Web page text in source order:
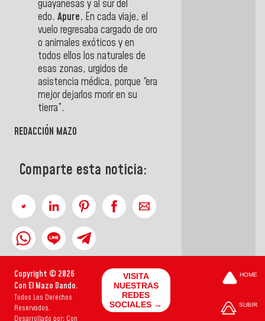
guayanesas y al sur del
edo. Apure. En cada viaje, el
vuelo regresaba cargado de oro
o animales exóticos y en
todos ellos los naturales de
esas zonas, urgidos de
asistencia médica, porque “era
mejor dejarlos morir en su
tierra”.
REDACCIÓN MAZO
Comparte esta noticia:
Copyright © 2026
Con El Mazo Dando.
Todos Los Derechos
Reservados.
Desarrollado por: Con
VISITA
NUESTRAS
REDES
SOCIALES →
HOME
SUBIR